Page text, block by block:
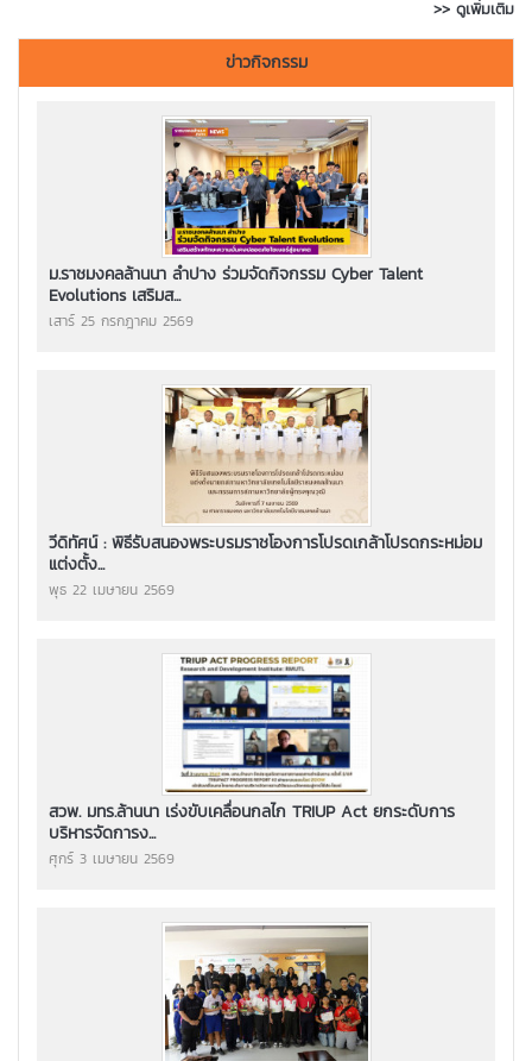
>> ดูเพิ่มเติม
ข่าวกิจกรรม
ม.ราชมงคลล้านนา ลำปาง ร่วมจัดกิจกรรม Cyber Talent
Evolutions เสริมส...
เสาร์ 25 กรกฎาคม 2569
วีดิทัศน์ : พิธีรับสนองพระบรมราชโองการโปรดเกล้าโปรดกระหม่อม
แต่งตั้ง...
พุธ 22 เมษายน 2569
สวพ. มทร.ล้านนา เร่งขับเคลื่อนกลไก TRIUP Act ยกระดับการ
บริหารจัดการง...
ศุกร์ 3 เมษายน 2569